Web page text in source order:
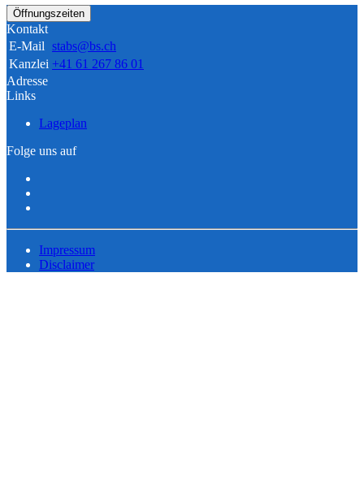
Öffnungszeiten
Kontakt
E-Mail stabs@bs.ch
Kanzlei +41 61 267 86 01
Adresse
Links
Lageplan
Folge uns auf
Impressum
Disclaimer